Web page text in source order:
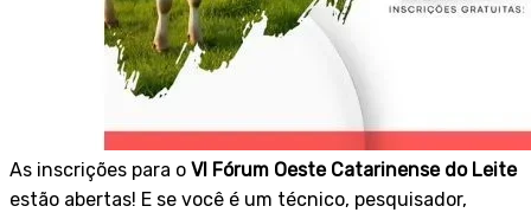
As inscrições para o VI Fórum Oeste Catarinense do Leite
estão abertas! E se você é um técnico, pesquisador,